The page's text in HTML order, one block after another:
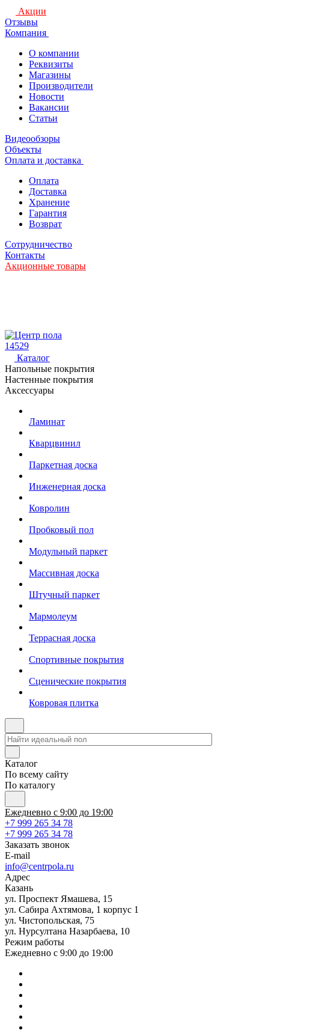
Акции
Отзывы
Компания
О компании
Реквизиты
Магазины
Производители
Новости
Вакансии
Статьи
Видеообзоры
Объекты
Оплата и доставка
Оплата
Доставка
Хранение
Гарантия
Возврат
Сотрудничество
Контакты
Акционные товары
14529
Каталог
Напольные покрытия
Настенные покрытия
Аксессуары
Ламинат
Кварцвинил
Паркетная доска
Инженерная доска
Ковролин
Пробковый пол
Модульный паркет
Массивная доска
Штучный паркет
Мармолеум
Террасная доска
Спортивные покрытия
Сценические покрытия
Ковровая плитка
Каталог
По всему сайту
По каталогу
Ежедневно с 9:00 до 19:00
+7 999 265 34 78
+7 999 265 34 78
Заказать звонок
E-mail
info@centrpola.ru
Адрес
Казань
ул. Проспект Ямашева, 15
ул. Сабира Ахтямова, 1 корпус 1
ул. Чистопольская, 75
ул. Нурсултана Назарбаева, 10
Режим работы
Ежедневно с 9:00 до 19:00